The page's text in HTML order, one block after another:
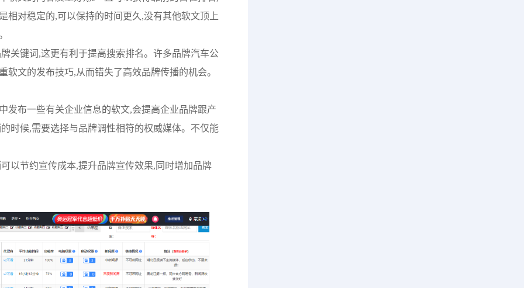
相对稳定的,可以保持的时间更久,没有其他软文顶上
关键词,这更有利于提高搜索排名。许多品牌汽车公
文的发布技巧,从而错失了高效品牌传播的机会。
发布一些有关企业信息的软文,会提高企业品牌跟产
时候,需要选择与品牌调性相符的权威媒体。不仅能
以节约宣传成本,提升品牌宣传效果,同时增加品牌